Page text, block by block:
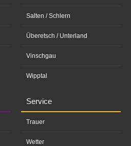
Salten / Schlern
Überetsch / Unterland
Vinschgau
Wipptal
Service
Trauer
Wetter